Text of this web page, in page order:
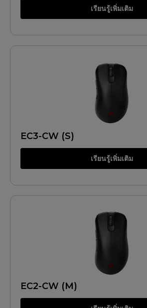
เรียนรู้เพิ่มเติม
EC3-CW (S)
เรียนรู้เพิ่มเติม
EC2-CW (M)